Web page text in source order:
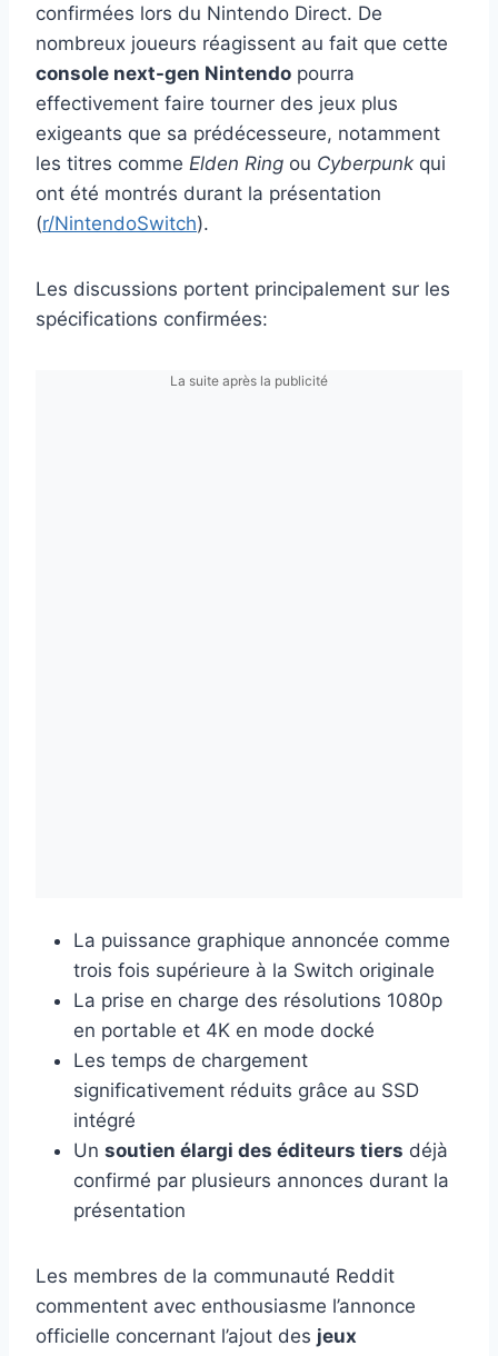
confirmées lors du Nintendo Direct. De
nombreux joueurs réagissent au fait que cette
console next-gen Nintendo pourra
effectivement faire tourner des jeux plus
exigeants que sa prédécesseure, notamment
les titres comme Elden Ring ou Cyberpunk qui
ont été montrés durant la présentation
(r/NintendoSwitch).
Les discussions portent principalement sur les
spécifications confirmées:
La suite après la publicité
La puissance graphique annoncée comme
trois fois supérieure à la Switch originale
La prise en charge des résolutions 1080p
en portable et 4K en mode docké
Les temps de chargement
significativement réduits grâce au SSD
intégré
Un soutien élargi des éditeurs tiers déjà
confirmé par plusieurs annonces durant la
présentation
Les membres de la communauté Reddit
commentent avec enthousiasme l’annonce
officielle concernant l’ajout des jeux